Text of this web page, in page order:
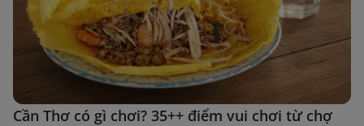
Cần Thơ có gì chơi? 35++ điểm vui chơi từ chợ